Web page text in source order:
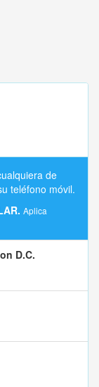
de
teléfono móvil.
Aplica
D.C.